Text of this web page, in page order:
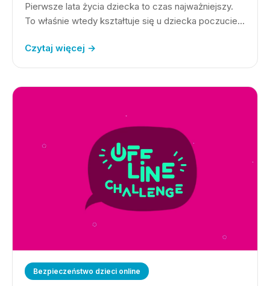
Pierwsze lata życia dziecka to czas najważniejszy.
To właśnie wtedy kształtuje się u dziecka poczucie…
Czytaj więcej →
Bezpieczeństwo dzieci online